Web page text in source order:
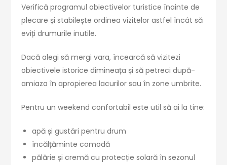
Verifică programul obiectivelor turistice înainte de
plecare și stabilește ordinea vizitelor astfel încât să
eviți drumurile inutile.
Dacă alegi să mergi vara, încearcă să vizitezi
obiectivele istorice dimineața și să petreci după-
amiaza în apropierea lacurilor sau în zone umbrite.
Pentru un weekend confortabil este util să ai la tine:
apă și gustări pentru drum
încălțăminte comodă
pălărie și cremă cu protecție solară în sezonul